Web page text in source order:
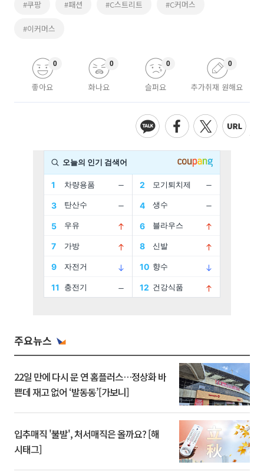
#쿠팡 #패션 #C스트리트 #C커머스
#이커머스
좋아요
0
화나요
0
슬퍼요
0
추가취재 원해요
0
주요뉴스
22일 만에 다시 문 연 홈플러스…정상화 바
쁜데 재고 없어 ‘발동동’[가보니]
입추매직 '불발', 처서매직은 올까요? [해
시태그]